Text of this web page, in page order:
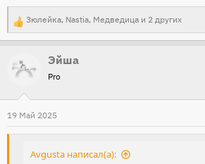
Р
е
а
к
и
и
Зюлейка, Nastia, Медведица и 2 других
Эйша
Pro
19 Май 2025
Avgusta написал(а):